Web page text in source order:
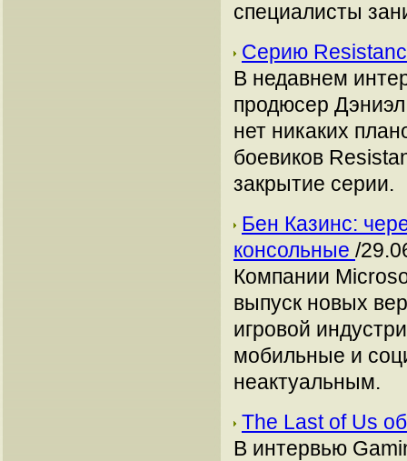
специалисты
Серию
В недавнем
продюсер
нет никаких
боевиков
закрытие серии.
Бен Казинс:
консольные /
Компании
выпуск новых
игровой
мобильные и
неактуальным.
The Last of Us
В интервью